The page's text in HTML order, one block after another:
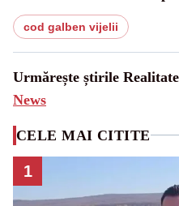
cod galben vijelii
Urmărește știrile
News
CELE MAI CITITE
1